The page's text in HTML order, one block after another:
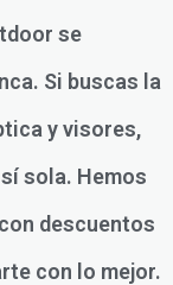
se
Si buscas la
y visores,
sola. Hemos
descuentos
con lo mejor.